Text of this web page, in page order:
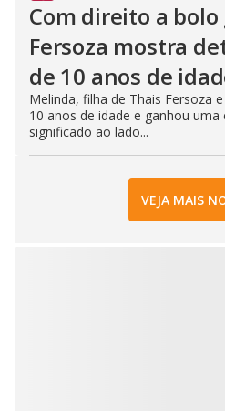
Com direito a
Fersoza mostra
de 10 anos de
Melinda, filha de Thais Fersoza
10 anos de idade e ganhou
significado ao lado...
VEJA MAIS